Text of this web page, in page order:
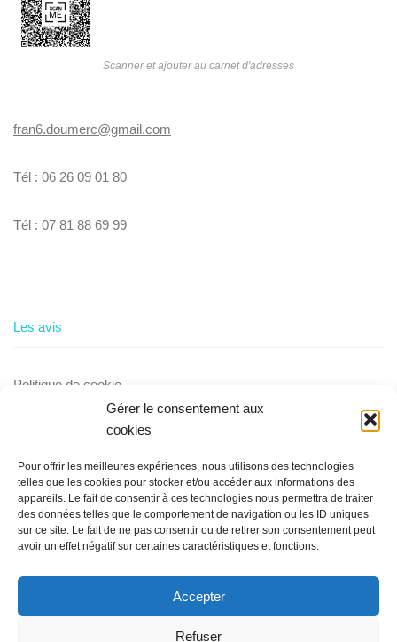
Gérer le consentement aux
cookies
Pour offrir les meilleures expériences, nous utilisons des technologies
telles que les cookies pour stocker et/ou accéder aux informations des
appareils. Le fait de consentir à ces technologies nous permettra de traiter
des données telles que le comportement de navigation ou les ID uniques
sur ce site. Le fait de ne pas consentir ou de retirer son consentement peut
avoir un effet négatif sur certaines caractéristiques et fonctions.
Accepter
Refuser
Scanner et ajouter au carnet d'adresses
fran6.doumerc@gmail.com
Tél : 06 26 09 01 80
Tél : 07 81 88 69 99
Les avis
Politique de cookie
Villa à louer au Cap d'Agde
Appartement Eleuthera - Cap d'Agde © 2026. Tous droits